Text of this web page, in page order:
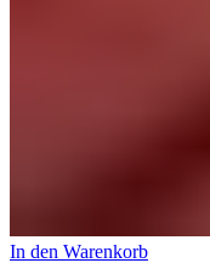
In den Warenkorb